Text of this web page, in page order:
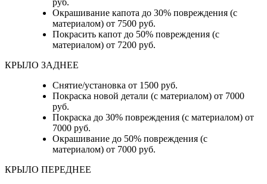
руб.
Окрашивание капота до 30% повреждения (с
материалом) от 7500 руб.
Покрасить капот до 50% повреждения (с
материалом) от 7200 руб.
КРЫЛО ЗАДНЕЕ
Снятие/установка от 1500 руб.
Покраска новой детали (с материалом) от 7000
руб.
Покраска до 30% повреждения (с материалом) от
7000 руб.
Окрашивание до 50% повреждения (с
материалом) от 7000 руб.
КРЫЛО ПЕРЕДНЕЕ